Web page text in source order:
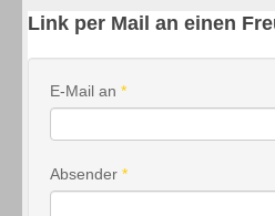
Link per Mail an einen
E-Mail an *
Absender *